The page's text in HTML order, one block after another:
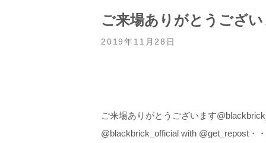
ご来場ありがとうござ
2019年11月28日
ご来場ありがとうございます
@blackbrick_official with @get_repost・